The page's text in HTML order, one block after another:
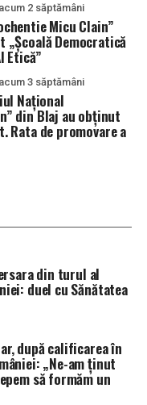
acum 2 săptămâni
Micu Clain”
Democratică
Etică”
acum 3 săptămâni
Național
din Blaj au obținut
Rata de promovare a
din turul al
duel cu Sănătatea
după calificarea în
„Ne-am ținut
să formăm un